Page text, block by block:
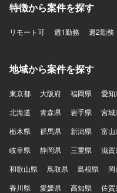
特徴から案件を探す
リモート可 週1勤務 週2勤務
地域から案件を探す
東京都 大阪府 福岡県 愛知
北海道
青森県 岩手県 宮城
栃木県
群馬県 新潟県 富山
岐阜県
静岡県 三重県 滋賀
和歌山県
鳥取県 島根県
香川県
愛媛県 高知県 佐賀